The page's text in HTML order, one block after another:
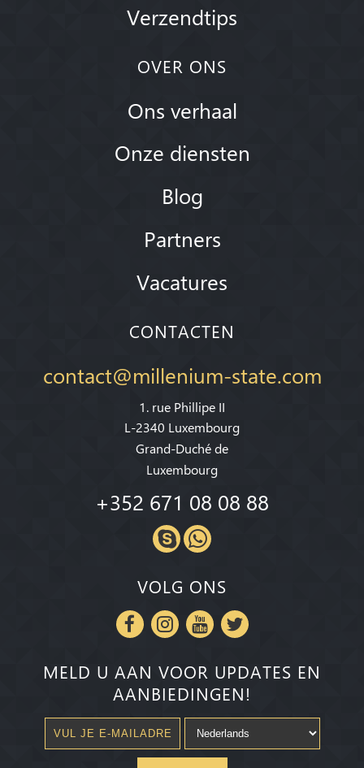
Verzendtips
OVER ONS
Ons verhaal
Onze diensten
Blog
Partners
Vacatures
CONTACTEN
contact@millenium-state.com
1. rue Phillipe II
L-2340 Luxembourg
Grand-Duché de
Luxembourg
+352 671 08 08 88
VOLG ONS
MELD U AAN VOOR UPDATES EN
AANBIEDINGEN!